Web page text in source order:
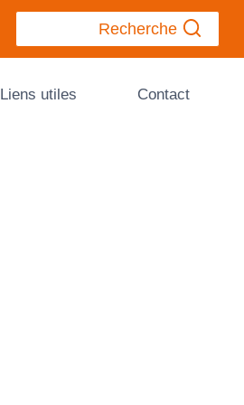
Recherche
Liens utiles Contact